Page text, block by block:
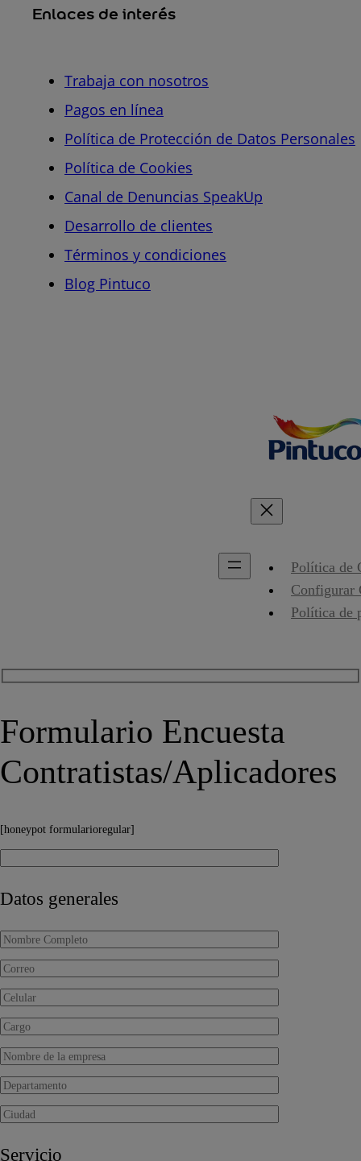
Enlaces de interés
Trabaja con nosotros
Pagos en línea
Política de Protección de Datos Personales
Política de Cookies
Canal de Denuncias SpeakUp
Desarrollo de clientes
Términos y condiciones
Blog Pintuco
Política de
Configurar
Política de
Formulario Encuesta
Contratistas/Aplicadores
[honeypot formularioregular]
Datos generales
Servicio